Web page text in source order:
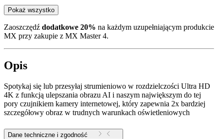
Pokaż wszystko
Zaoszczędź dodatkowe 20% na każdym uzupełniającym produkcie
MX przy zakupie z MX Master 4.
Opis
Spotykaj się lub przesyłaj strumieniowo w rozdzielczości Ultra HD
4K z funkcją ulepszania obrazu AI i naszym największym do tej
pory czujnikiem kamery internetowej, który zapewnia 2x bardziej
szczegółowy obraz w trudnych warunkach oświetleniowych
Dane techniczne i zgodność